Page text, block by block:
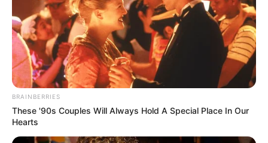
Η μάχη για το μυαλό: Πώς να βγούμε από
μια τεχνητή, παρανοϊκή πραγματικότητα.
BRAINBERRIES
These '90s Couples Will Always Hold A Special Place In Our
Hearts